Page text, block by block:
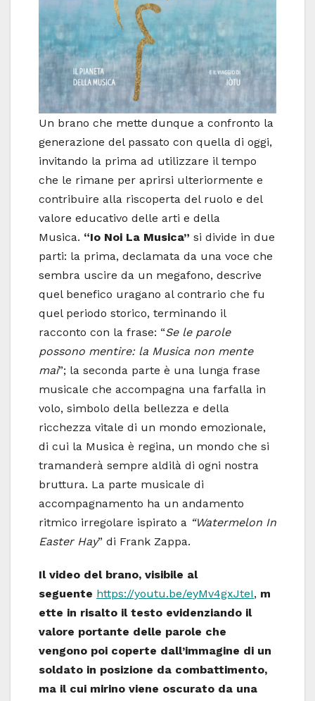
Un brano che mette dunque a confronto la
generazione del passato con quella di oggi,
invitando la prima ad utilizzare il tempo
che le rimane per aprirsi ulteriormente e
contribuire alla riscoperta del ruolo e del
valore educativo delle arti e della
Musica. “Io Noi La Musica” si divide in due
parti: la prima, declamata da una voce che
sembra uscire da un megafono, descrive
quel benefico uragano al contrario che fu
quel periodo storico, terminando il
racconto con la frase: “Se le parole
possono mentire: la Musica non mente
mai”; la seconda parte è una lunga frase
musicale che accompagna una farfalla in
volo, simbolo della bellezza e della
ricchezza vitale di un mondo emozionale,
di cui la Musica è regina, un mondo che si
tramanderà sempre aldilà di ogni nostra
bruttura. La parte musicale di
accompagnamento ha un andamento
ritmico irregolare ispirato a “Watermelon In
Easter Hay” di Frank Zappa.
Il video del brano, visibile al
seguente https://youtu.be/eyMv4gxJteI, m
ette in risalto il testo evidenziando il
valore portante delle parole che
vengono poi coperte dall’immagine di un
soldato in posizione da combattimento,
ma il cui mirino viene oscurato da una